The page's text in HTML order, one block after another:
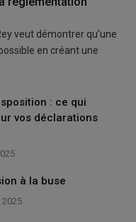
veut démontrer qu’une
en créant une
: ce qui
vos déclarations
à la buse
2025